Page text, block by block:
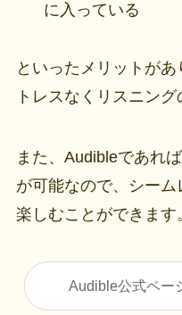
に入っている
といったメリットが
トレスなくリスニング
また、Audibleであれば
が可能なので、シー
楽しむことができます
Audible公式ペー